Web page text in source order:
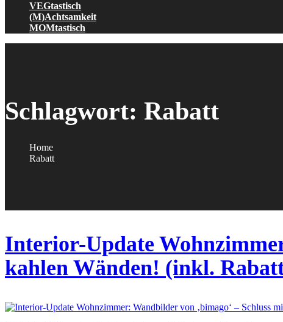
VEGtastisch
(M)Achtsamkeit
MOMtastisch
Schlagwort: Rabatt
Home
Rabatt
Interior-Update
kahlen Wänden! (inkl.